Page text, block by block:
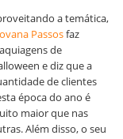
a temática,
Passosfaz
de
e diz que a
de clientes
época do ano é
maior que nas
Além disso, o seu